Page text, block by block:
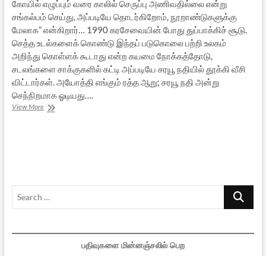
கோயில் எழுப்பும் வரை காலில் செருப்பு அணிவதில்லை என்று
சங்கல்பம் செய்து, அப்படியே தொடர்கிறோம், நூறாண்டுகளுக்கு
மேலாக” என்கிறார்… 1990 கரசேவையின் போது துப்பாக்கிச் சூடு.
செத்த உடல்களைக் கொண்டு இந்தப் படுகொலை பற்றி உலகம்
அறிந்து கொள்ளக் கூடாது என்ற கயமை நோக்கத்தோடு,
சடலங்களை சாக்குகளில் கட்டி அப்படியே சரயூ நதியில் தூக்கி வீசி
விட்டார்கள். அயோத்தி எங்கும் ரத்த ஆறு; சரயூ நதி அன்று
செந்நிறமாக ஓடியது….
View Moreஅயோத்தி:
Search
பதிவுகளை மின்னஞ்சலில் பெற